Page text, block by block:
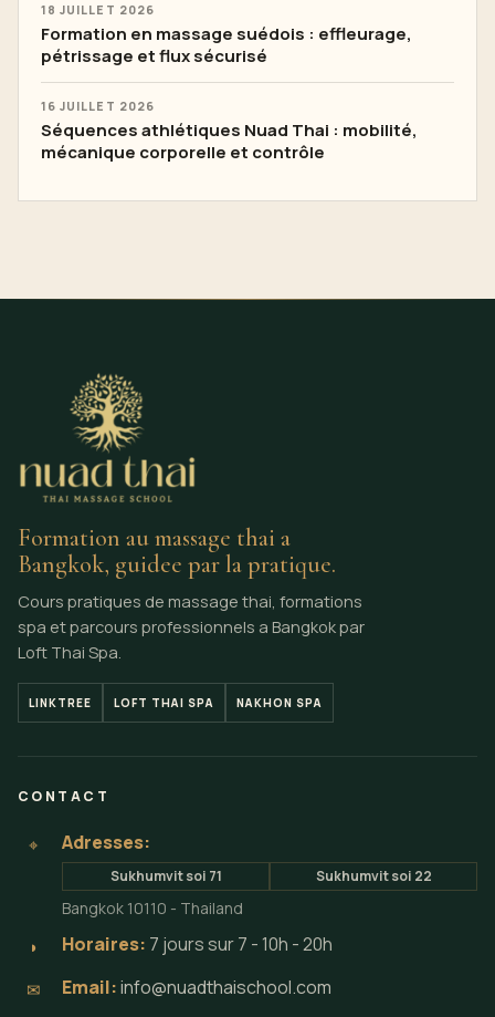
18 JUILLET 2026
Formation en massage suédois : effleurage,
pétrissage et flux sécurisé
16 JUILLET 2026
Séquences athlétiques Nuad Thai : mobilité,
mécanique corporelle et contrôle
Formation au massage thai a
Bangkok, guidee par la pratique.
Cours pratiques de massage thai, formations
spa et parcours professionnels a Bangkok par
Loft Thai Spa.
LINKTREE LOFT THAI SPA NAKHON SPA
CONTACT
⌖ Adresses:
Sukhumvit soi 71 Sukhumvit soi 22
Bangkok 10110 - Thailand
◗ Horaires: 7 jours sur 7 - 10h - 20h
✉ Email:info@nuadthaischool.com